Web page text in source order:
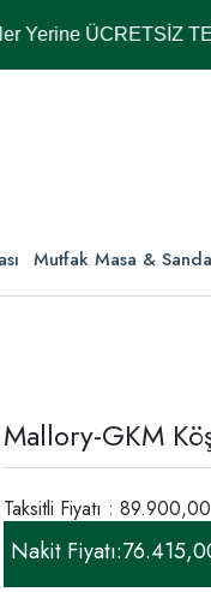
TESLİMAT VE
Mutfak Masa &
Mallory-GKM
Taksitli Fiyatı :
Nakit Fiyatı: